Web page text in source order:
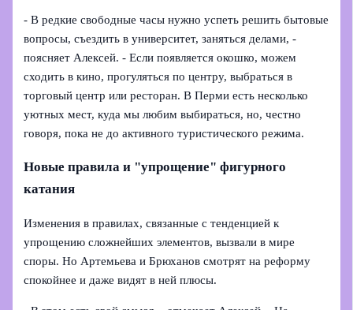
- В редкие свободные часы нужно успеть решить бытовые
вопросы, съездить в университет, заняться делами, -
поясняет Алексей. - Если появляется окошко, можем
сходить в кино, прогуляться по центру, выбраться в
торговый центр или ресторан. В Перми есть несколько
уютных мест, куда мы любим выбираться, но, честно
говоря, пока не до активного туристического режима.
Новые правила и "упрощение" фигурного
катания
Изменения в правилах, связанные с тенденцией к
упрощению сложнейших элементов, вызвали в мире
споры. Но Артемьева и Брюханов смотрят на реформу
спокойнее и даже видят в ней плюсы.